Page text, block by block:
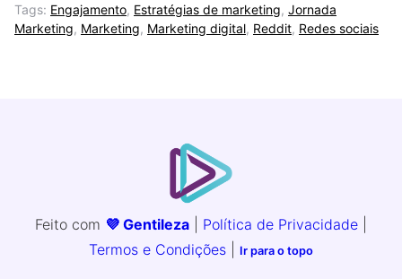
Tags: Engajamento, Estratégias de marketing, Jornada
Marketing, Marketing, Marketing digital, Reddit, Redes sociais
Feito com 💜 Gentileza Política de Privacidade
Termos e Condições
Ir para o topo